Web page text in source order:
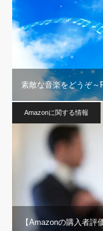
素敵な音楽をどうぞ～
Amazonに関する情報
【Amazonの購入者